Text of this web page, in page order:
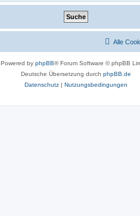
Alle
Powered by phpBB® Forum Software © phpBB
Deutsche Übersetzung durch phpBB.de
Datenschutz | Nutzungsbedingungen